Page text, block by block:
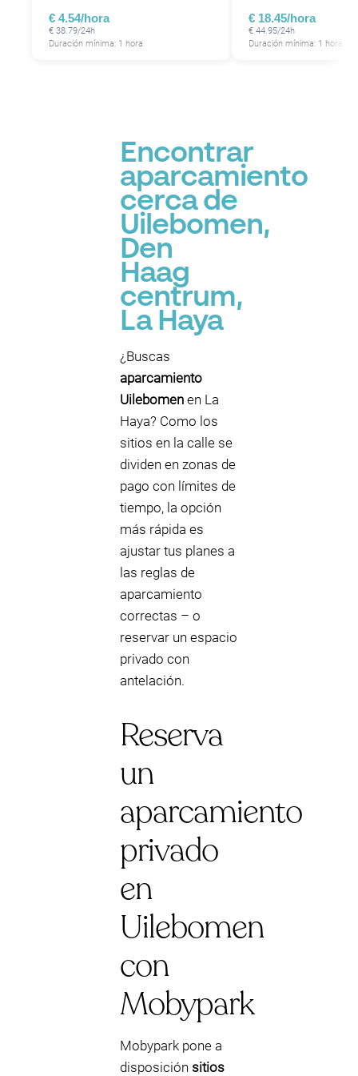
€ 4.54/hora
€ 38.79/24h
Duración mínima: 1 hora
€ 18.45/hora
€ 44.95/24h
Duración mínima: 1 hora
Encontrar
aparcamiento
cerca de
Uilebomen,
Den
Haag
centrum,
La Haya
¿Buscas
aparcamiento
Uilebomen en La
Haya? Como los
sitios en la calle se
dividen en zonas de
pago con límites de
tiempo, la opción
más rápida es
ajustar tus planes a
las reglas de
aparcamiento
correctas – o
reservar un espacio
privado con
antelación.
Reserva
un
aparcamiento
privado
en
Uilebomen
con
Mobypark
Mobypark pone a
disposición sitios